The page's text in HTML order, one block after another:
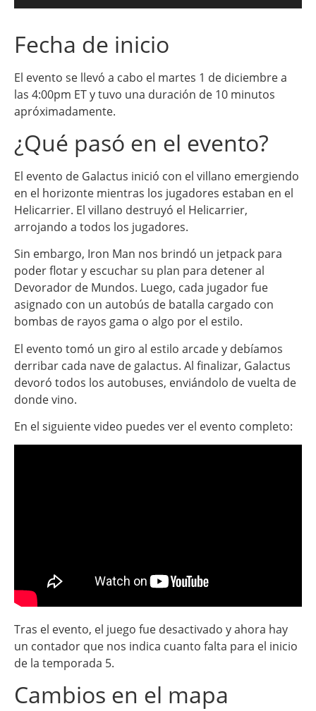
Fecha de inicio
El evento se llevó a cabo el martes 1 de diciembre a
las 4:00pm ET y tuvo una duración de 10 minutos
apróximadamente.
¿Qué pasó en el evento?
El evento de Galactus inició con el villano emergiendo
en el horizonte mientras los jugadores estaban en el
Helicarrier. El villano destruyó el Helicarrier,
arrojando a todos los jugadores.
Sin embargo, Iron Man nos brindó un jetpack para
poder flotar y escuchar su plan para detener al
Devorador de Mundos. Luego, cada jugador fue
asignado con un autobús de batalla cargado con
bombas de rayos gama o algo por el estilo.
El evento tomó un giro al estilo arcade y debíamos
derribar cada nave de galactus. Al finalizar, Galactus
devoró todos los autobuses, enviándolo de vuelta de
donde vino.
En el siguiente video puedes ver el evento completo:
Tras el evento, el juego fue desactivado y ahora hay
un contador que nos indica cuanto falta para el inicio
de la temporada 5.
Cambios en el mapa